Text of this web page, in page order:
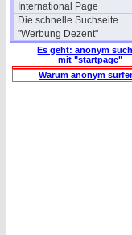
International Page
Die schnelle Suchseite
"Werbung Dezent"
Es geht: anonym
mit "startpage"
Warum anonym